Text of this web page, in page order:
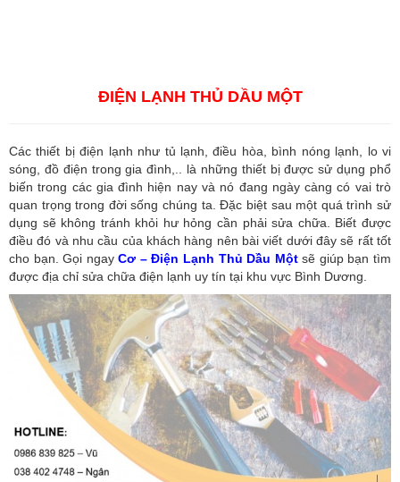
ĐIỆN LẠNH THỦ DẦU MỘT
Các thiết bị điện lạnh như tủ lạnh, điều hòa, bình nóng lạnh, lo vi
sóng, đồ điện trong gia đình,.. là những thiết bị được sử dụng phổ
biến trong các gia đình hiện nay và nó đang ngày càng có vai trò
quan trọng trong đời sống chúng ta. Đặc biệt sau một quá trình sử
dụng sẽ không tránh khỏi hư hỏng cần phải sửa chữa. Biết được
điều đó và nhu cầu của khách hàng nên bài viết dưới đây sẽ rất tốt
cho bạn. Gọi ngayCơ – Điện Lạnh Thủ Dầu Một sẽ giúp bạn tìm
được địa chỉ sửa chữa điện lạnh uy tín tại khu vực Bình Dương.